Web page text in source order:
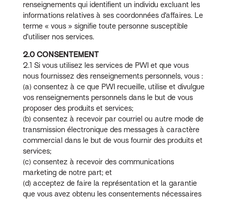
renseignements qui identifient un individu excluant les
informations relatives à ses coordonnées d’affaires. Le
terme « vous » signifie toute personne susceptible
d’utiliser nos services.
2.0 CONSENTEMENT
2.1 Si vous utilisez les services de PWI et que vous
nous fournissez des renseignements personnels, vous :
(a) consentez à ce que PWI recueille, utilise et divulgue
vos renseignements personnels dans le but de vous
proposer des produits et services;
(b) consentez à recevoir par courriel ou autre mode de
transmission électronique des messages à caractère
commercial dans le but de vous fournir des produits et
services;
(c) consentez à recevoir des communications
marketing de notre part; et
(d) acceptez de faire la représentation et la garantie
que vous avez obtenu les consentements nécessaires